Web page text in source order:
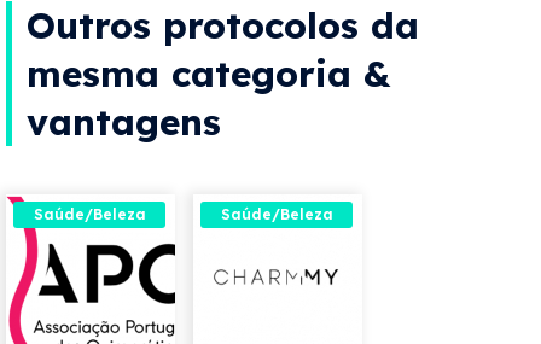
Outros protocolos da
mesma categoria &
vantagens
Saúde/Beleza Saúde/Beleza